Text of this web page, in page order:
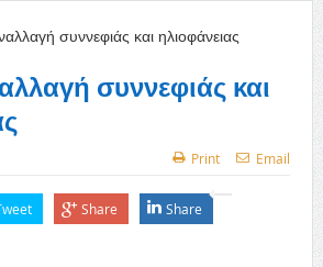
συννεφιάς και
Print Email
Share Share